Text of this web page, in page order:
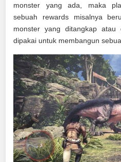
monster yang ada, maka
sebuah rewards misalnya
monster yang ditangkap atau
dipakai untuk membangun